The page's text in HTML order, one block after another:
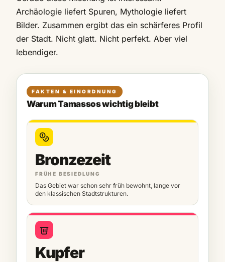
Archäologie liefert Spuren, Mythologie liefert
Bilder. Zusammen ergibt das ein schärferes Profil
der Stadt. Nicht glatt. Nicht perfekt. Aber viel
lebendiger.
FAKTEN & EINORDNUNG
Warum Tamassos wichtig bleibt
Bronzezeit
FRÜHE BESIEDLUNG
Das Gebiet war schon sehr früh bewohnt, lange vor
den klassischen Stadtstrukturen.
Kupfer